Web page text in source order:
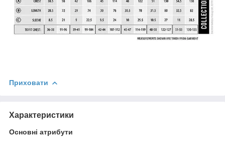
Приховати
Характеристики
Основні атрибути